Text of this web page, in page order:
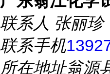
联系人 张丽珍
联系手机
所在地址翁源